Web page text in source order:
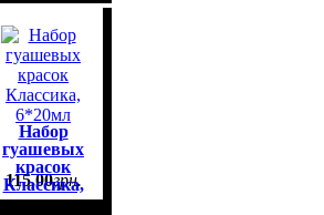
Набор
гуашевых
красок
Классика,
6*20мл
115,00грн.